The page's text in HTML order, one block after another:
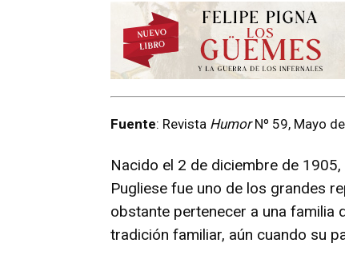
Fuente: Revista HumorNº 59, Mayo
Nacido el 2 de diciembre de
Pugliese fue uno de los grandes
obstante pertenecer a una familia
tradición familiar, aún cuando su